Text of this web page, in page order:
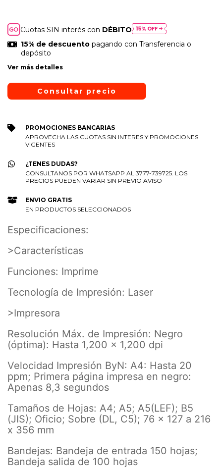
Cuotas SIN interés con DÉBITO
15% de descuentopagando con Transferencia o
depósito
Ver más detalles
PROMOCIONES BANCARIAS
APROVECHA LAS CUOTAS SIN INTERES Y PROMOCIONES
VIGENTES
¿TENES DUDAS?
CONSULTANOS POR WHATSAPP AL 3777-739725. LOS
PRECIOS PUEDEN VARIAR SIN PREVIO AVISO
ENVIO GRATIS
EN PRODUCTOS SELECCIONADOS
Especificaciones:
>Características
Funciones: Imprime
Tecnología de Impresión: Laser
>Impresora
Resolución Máx. de Impresión: Negro
(óptima): Hasta 1,200 x 1,200 dpi
Velocidad Impresión ByN: A4: Hasta 20
ppm; Primera página impresa en negro:
Apenas 8,3 segundos
Tamaños de Hojas: A4; A5; A5(LEF); B5
(JIS); Oficio; Sobre (DL, C5); 76 x 127 a 216
x 356 mm
Bandejas: Bandeja de entrada 150 hojas;
Bandeja salida de 100 hojas